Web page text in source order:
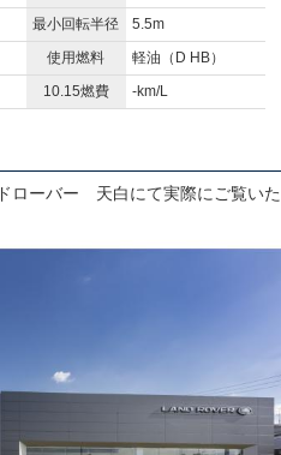
最小回転半径
5.5m
使用燃料
軽油（D HB）
10.15燃費 -km/L
ローバー 天白にて実際にご覧いた